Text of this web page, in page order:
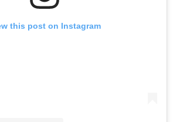
this post on Instagram